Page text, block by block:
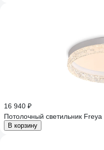
16 940 ₽
Потолочный светильник
В корзину